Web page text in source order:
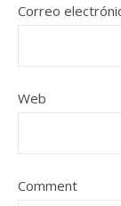
Correo
Web
Comment